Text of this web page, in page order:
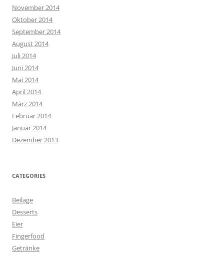
November 2014
Oktober 2014
September 2014
August 2014
Juli 2014
Juni 2014
Mai 2014
April 2014
März 2014
Februar 2014
Januar 2014
Dezember 2013
CATEGORIES
Beilage
Desserts
Eier
Fingerfood
Getränke